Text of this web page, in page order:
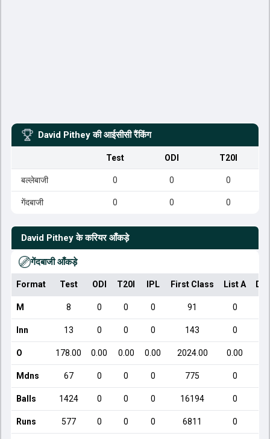
David Pithey की आईसीसी रैंकिंग
Test ODI T20I
बल्लेबाजी 0 0 0
गेंदबाजी 0 0 0
David Pithey के करियर आँकड़े
गेंदबाजी आँकड़े
Format Test ODI T20I IPL First Class List A
M 8 0 0 0 91 0
Inn 13 0 0 0 143 0
O 178.00 0.00 0.00 0.00 2024.00 0.00
Mdns 67 0 0 0 775 0
Balls 1424 0 0 0 16194 0
Runs 577 0 0 0 6811 0